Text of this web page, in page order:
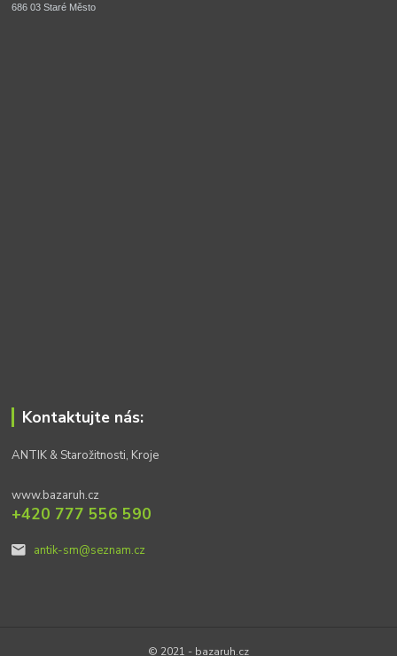
686 03 Staré Město
Kontaktujte nás:
ANTIK & Starožitnosti, Kroje
www.bazaruh.cz
+420 777 556 590
antik-sm@seznam.cz
© 2021 - bazaruh.cz